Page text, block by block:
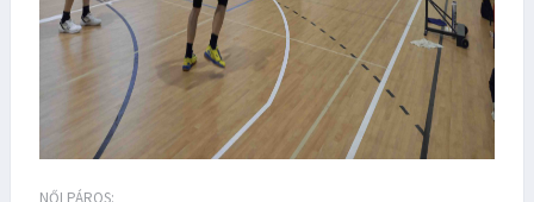
NŐI PÁROS: